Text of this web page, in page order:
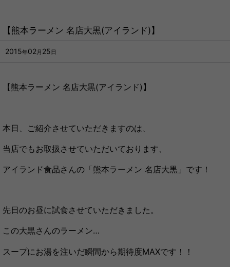
【熊本ラーメン 名店大黒(アイランド)】
2015年02月 25 日
【熊本ラーメン 名店大黒(アイランド)】
本日、ご紹介させていただきますのは、
当店でもお取扱させていただいております、
アイランド食品さんの「熊本ラーメン 名店大黒」です！
先日のお昼に試食させていただきました。
この大黒さんのラーメン…
スープにお湯を注いだ瞬間から期待度MAXです！！